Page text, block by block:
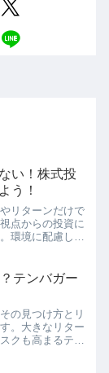
い！株式投
う！
リターンだけで
点からの投資に
環境に配慮した
まざまな方法で
能です。また、
注意点も紹介し
ながら投資を行
な未来を目指し
テンバガー
の見つけ方とリ
。大きなリター
クも高まるテン